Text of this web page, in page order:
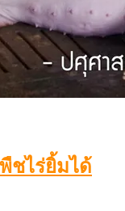
ชไร่ยิ้มได้